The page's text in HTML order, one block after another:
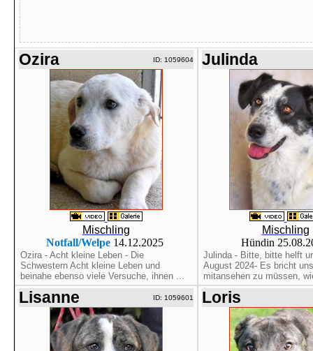
Ozira ID: 1059604
Mischling
Notfall/Welpe14.12.2025
Ozira - Acht kleine Leben - Die
Schwestern Acht kleine Leben und
beinahe ebenso viele Versuche, ihnen ...
Julinda
Mischling
Hündin
Julinda - Bitte, bitte helft
August 2024- Es bricht
mitansehen zu müssen,
Lisanne ID: 1059601 Loris